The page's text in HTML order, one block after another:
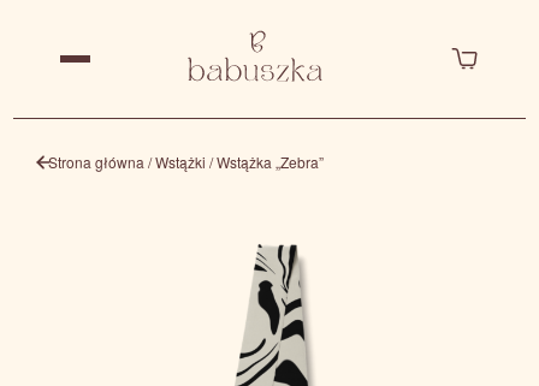
Strona główna /Wstążki / Wstążka „Zebra”